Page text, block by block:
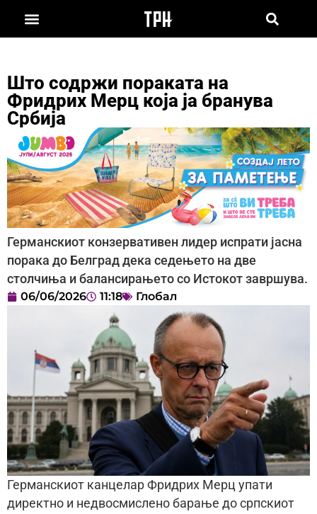
Што содржи пораката на
Фридрих Мерц која ја бранува
Србија
Германскиот конзервативен лидер испрати јасна
порака до Белград дека седењето на две
столчиња и балансирањето со Истокот завршува.
06/06/2026 11:18 Глобал
Германскиот канцелар Фридрих Мерц упати
директно и недвосмислено барање до српскиот